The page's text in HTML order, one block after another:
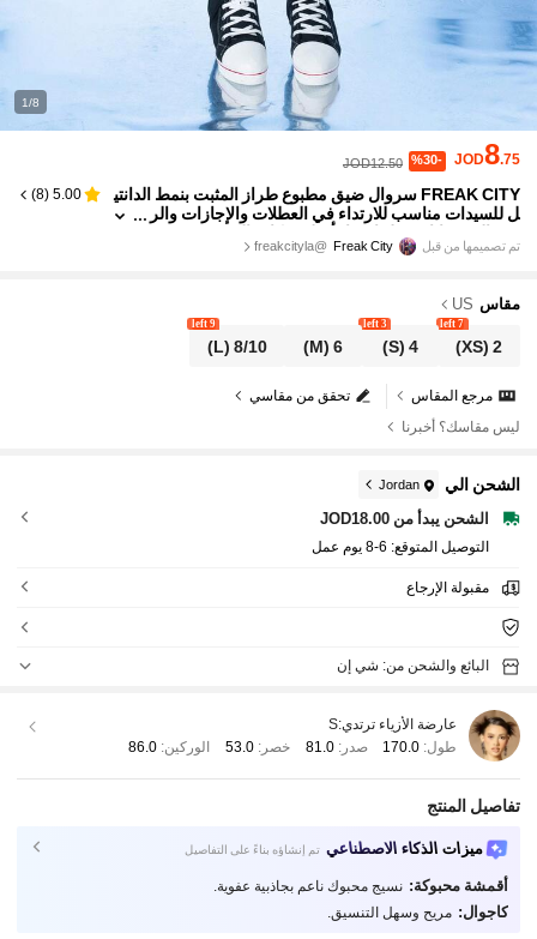
1/8
JOD8.75
%30-
JOD12.50
FREAK CITY سروال ضيق مطبوع طراز المثبت بنمط الدانتي
ل للسيدات مناسب للارتداء في العطلات والإجازات والر
بيع والمهرجانات مثل إيبيزا، أسلوب كاجوال
5.00
(
8
)
تم تصميمها من قبل Freak City
@freakcityla
مقاس US
2
(XS)
7 left
4
(S)
3 left
6
(M)
8/10
(L)
9 left
تحقق من مقاسي
مرجع المقاس
ليس مقاسك؟ أخبرنا
الشحن الي Jordan
الشحن يبدأ من JOD18.00
التوصيل المتوقع: 6-8 يوم عمل
مقبولة الإرجاع
البائع والشحن من: شي إن
عارضة الأزياء ترتدي:S
طول: 170.0 صدر:81.0 خصر: 53.0 الوركين: 86.0
تفاصيل المنتج
ميزات الذكاء الاصطناعي تم إنشاؤه بناءً على التفاصيل
أقمشة محبوكة: نسيج محبوك ناعم بجاذبية عفوية.
كاجوال: مريح وسهل التنسيق.